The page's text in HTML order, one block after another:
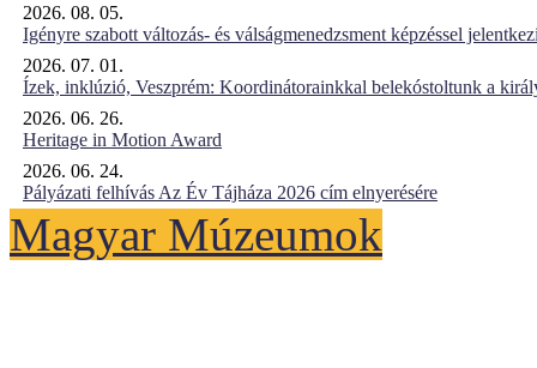
2026. 08. 05.
Igényre szabott változás- és válságmenedzsment képzéssel
2026. 07. 01.
Ízek, inklúzió, Veszprém: Koordinátorainkkal belekóstoltunk a
2026. 06. 26.
Heritage in Motion Award
2026. 06. 24.
Pályázati felhívás Az Év Tájháza 2026 cím elnyerésére
Magyar Múzeumok